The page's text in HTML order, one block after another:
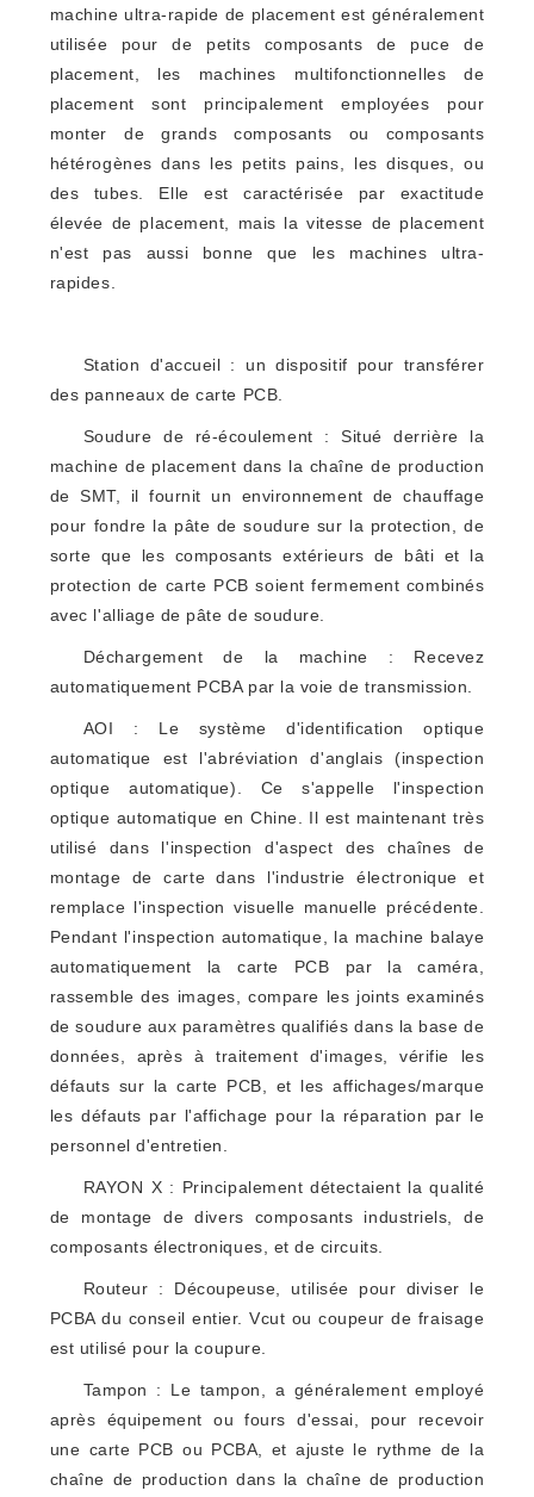
machine ultra-rapide de placement est généralement
utilisée pour de petits composants de puce de
placement, les machines multifonctionnelles de
placement sont principalement employées pour
monter de grands composants ou composants
hétérogènes dans les petits pains, les disques, ou
des tubes. Elle est caractérisée par exactitude
élevée de placement, mais la vitesse de placement
n'est pas aussi bonne que les machines ultra-
rapides.
Station d'accueil : un dispositif pour transférer
des panneaux de carte PCB.
Soudure de ré-écoulement : Situé derrière la
machine de placement dans la chaîne de production
de SMT, il fournit un environnement de chauffage
pour fondre la pâte de soudure sur la protection, de
sorte que les composants extérieurs de bâti et la
protection de carte PCB soient fermement combinés
avec l'alliage de pâte de soudure.
Déchargement de la machine : Recevez
automatiquement PCBA par la voie de transmission.
AOI : Le système d'identification optique
automatique est l'abréviation d'anglais (inspection
optique automatique). Ce s'appelle l'inspection
optique automatique en Chine. Il est maintenant très
utilisé dans l'inspection d'aspect des chaînes de
montage de carte dans l'industrie électronique et
remplace l'inspection visuelle manuelle précédente.
Pendant l'inspection automatique, la machine balaye
automatiquement la carte PCB par la caméra,
rassemble des images, compare les joints examinés
de soudure aux paramètres qualifiés dans la base de
données, après à traitement d'images, vérifie les
défauts sur la carte PCB, et les affichages/marque
les défauts par l'affichage pour la réparation par le
personnel d'entretien.
RAYON X : Principalement détectaient la qualité
de montage de divers composants industriels, de
composants électroniques, et de circuits.
Routeur : Découpeuse, utilisée pour diviser le
PCBA du conseil entier. Vcut ou coupeur de fraisage
est utilisé pour la coupure.
Tampon : Le tampon, a généralement employé
après équipement ou fours d'essai, pour recevoir
une carte PCB ou PCBA, et ajuste le rythme de la
chaîne de production dans la chaîne de production